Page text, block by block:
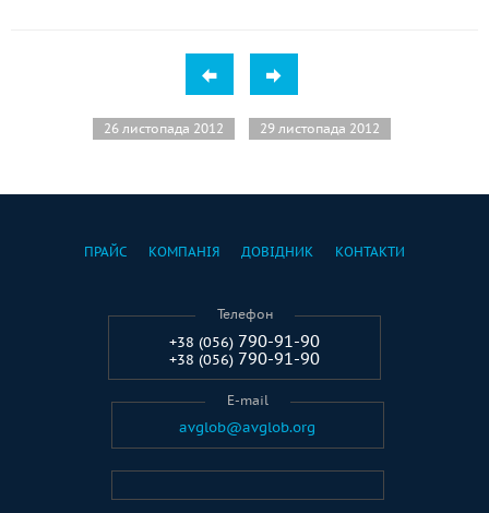
26 листопада 2012 29 листопада 2012
ПРАЙС КОМПАНІЯ ДОВІДНИК КОНТАКТИ
Телефон
+38 (056) 790-91-90
+38 (056) 790-91-90
E-mail
avglob@avglob.org